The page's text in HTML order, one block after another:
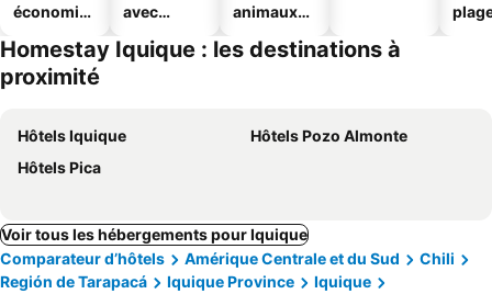
économiq
avec
animaux
Homestay Iquique : les destinations à
proximité
Hôtels Iquique
Hôtels Pozo Almonte
Hôtels Pica
Voir tous les hébergements pour Iquique
Comparateur d’hôtels
Amérique Centrale et du Sud
Chili
Región de Tarapacá
Iquique Province
Iquique